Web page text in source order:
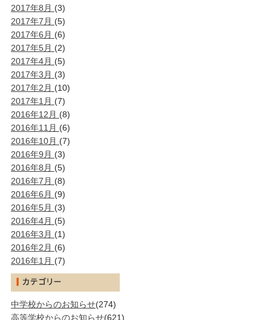
2017年8月 (3)
2017年7月 (5)
2017年6月 (6)
2017年5月 (2)
2017年4月 (5)
2017年3月 (3)
2017年2月 (10)
2017年1月 (7)
2016年12月 (8)
2016年11月 (6)
2016年10月 (7)
2016年9月 (3)
2016年8月 (5)
2016年7月 (8)
2016年6月 (9)
2016年5月 (3)
2016年4月 (5)
2016年3月 (1)
2016年2月 (6)
2016年1月 (7)
中学校からのお知らせ(274)
高等学校からのお知らせ(621)